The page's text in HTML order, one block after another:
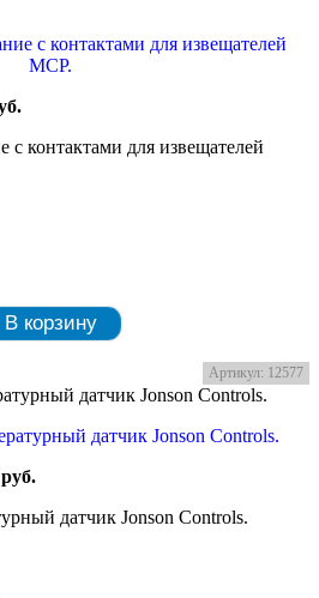
с контактами для извещателей
MCP.
с контактами для извещателей
В корзину
Артикул: 12577
датчик Jonson Controls.
руб.
датчик Jonson Controls.